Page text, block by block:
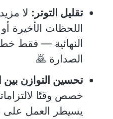
تقليل التوتر: لا
اللحظات الأخيرة
النهائية — فقط
الصدارة 🙇
تحسين التوازن بين
خصص وقتًا
يسيطر العمل على